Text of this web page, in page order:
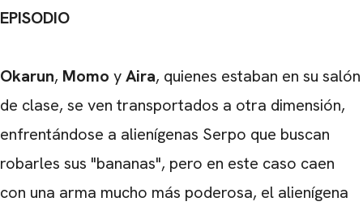
EPISODIO
Okarun, Momo yAira, quienes estaban en su salón
de clase, se ven transportados a otra dimensión,
enfrentándose a alienígenas Serpo que buscan
robarles sus "bananas", pero en este caso caen
con una arma mucho más poderosa, el alienígena